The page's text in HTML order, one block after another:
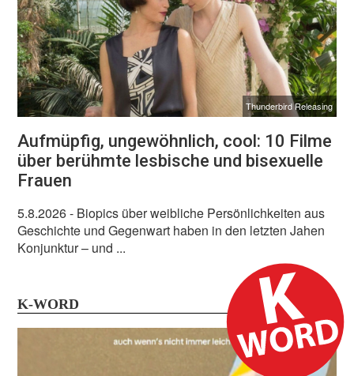
Thunderbird Releasing
Aufmüpfig, ungewöhnlich, cool: 10 Filme
über berühmte lesbische und bisexuelle
Frauen
5.8.2026- Biopics über weibliche Persönlichkeiten aus
Geschichte und Gegenwart haben in den letzten Jahen
Konjunktur – und ...
K-WORD